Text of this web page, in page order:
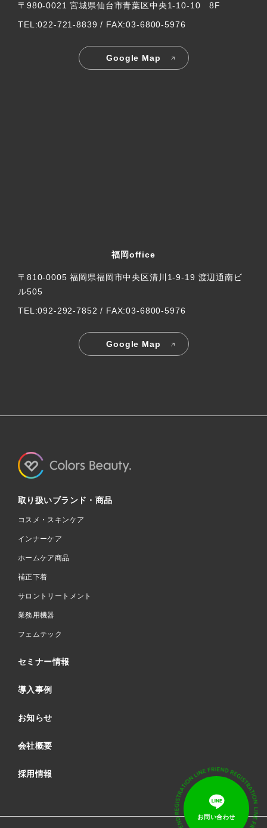
〒980-0021 宮城県仙台市青葉区中央1-10-10 8F
TEL:022-721-8839 / FAX:03-6800-5976
Google Map
福岡office
〒810-0005 福岡県福岡市中央区清川1-9-19 渡辺通南ビ
ル505
TEL:092-292-7852 / FAX:03-6800-5976
Google Map
取り扱いブランド・商品
コスメ・スキンケア
インナーケア
ホームケア商品
補正下着
サロントリートメント
業務用機器
フェムテック
セミナー情報
導入事例
お知らせ
会社概要
採用情報